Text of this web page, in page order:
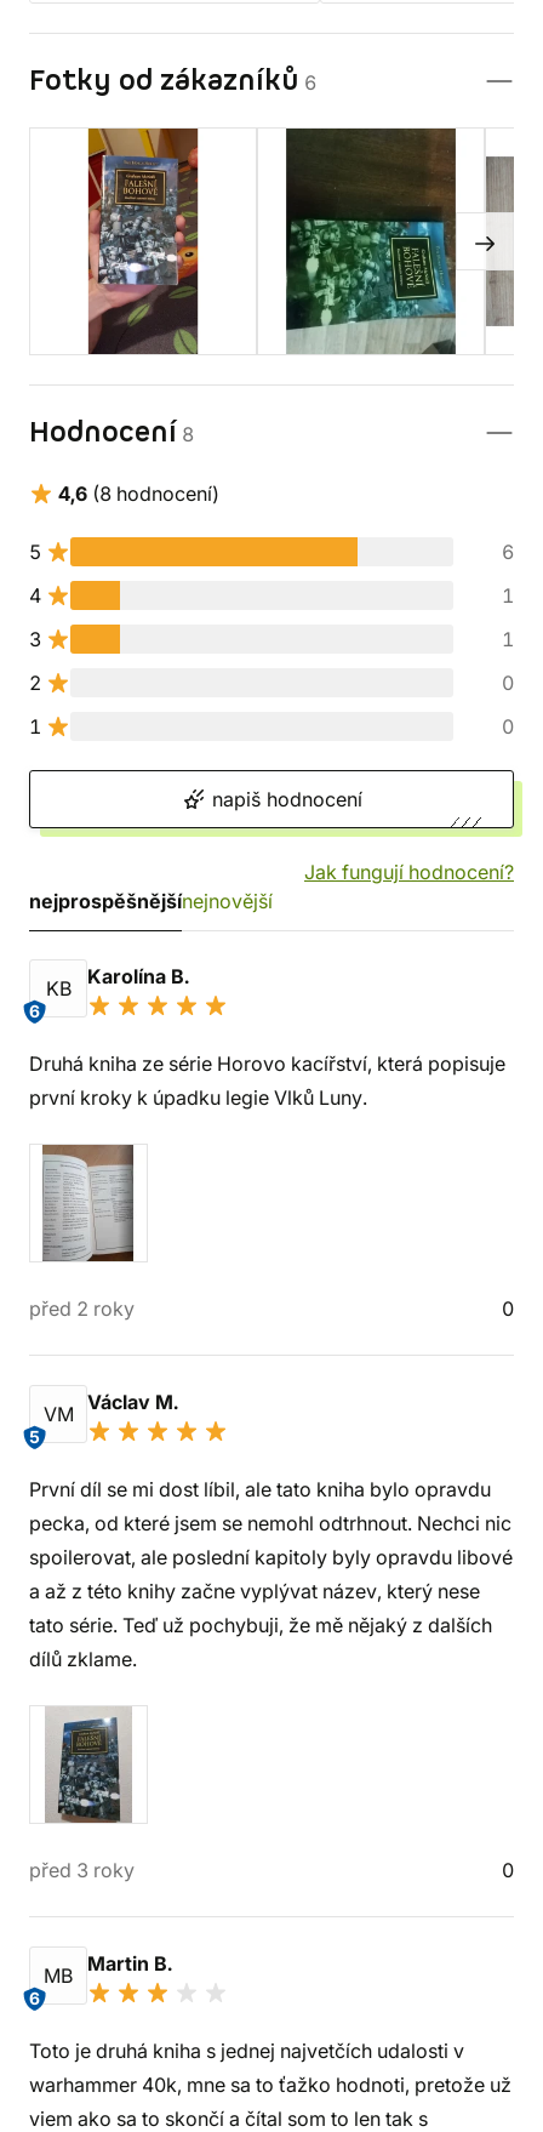
Fotky od zákazníků 6
Hodnocení 8
4,6 (8 hodnocení)
5
6
4
1
3
1
2
0
1
0
napiš hodnocení
Jak fungují hodnocení?
nejprospěšnějšínejnovější
KB
6
Karolína B.
Druhá kniha ze série Horovo kacířství, která popisuje
první kroky k úpadku legie Vlků Luny.
před 2 roky 0
VM
5
Václav M.
První díl se mi dost líbil, ale tato kniha bylo opravdu
pecka, od které jsem se nemohl odtrhnout. Nechci nic
spoilerovat, ale poslední kapitoly byly opravdu libové
a až z této knihy začne vyplývat název, který nese
tato série. Teď už pochybuji, že mě nějaký z dalších
dílů zklame.
před 3 roky 0
MB
6
Martin B.
Toto je druhá kniha s jednej najvetčích udalosti v
warhammer 40k, mne sa to ťažko hodnoti, pretože už
viem ako sa to skončí a čítal som to len tak s